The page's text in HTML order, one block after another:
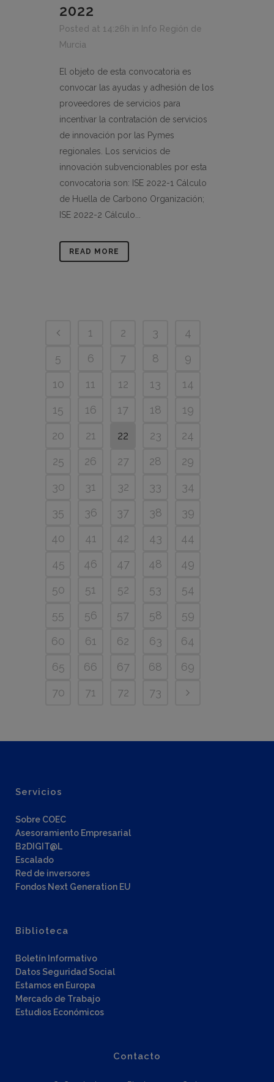
2022
Posted at 14:26h in Info Región de
Murcia
El objeto de esta convocatoria es
convocar las ayudas y adhesión de los
proveedores de servicios para
incentivar la contratación de servicios
de innovación por las Pymes
regionales. Los servicios de
innovación subvencionables por esta
convocatoria son: ISE 2022-1 Cálculo
de Huella de Carbono Organización;
ISE 2022-2 Cálculo...
READ MORE
1 2 3
4
5
6 7 8
9
10
11 12 13
14
15
16 17 18
19
20
21 22 23
24
25
26 27 28
29
30
31 32 33
34
35
36 37 38
39
40
41 42 43
44
45
46 47 48
49
50
51 52 53
54
55
56 57 58
59
60
61 62 63
64
65
66 67 68
69
70
71 72 73
Servicios
Sobre COEC
Asesoramiento Empresarial
B2DIGIT@L
Escalado
Red de inversores
Fondos Next Generation EU
Biblioteca
Boletín Informativo
Datos Seguridad Social
Estamos en Europa
Mercado de Trabajo
Estudios Económicos
Contacto